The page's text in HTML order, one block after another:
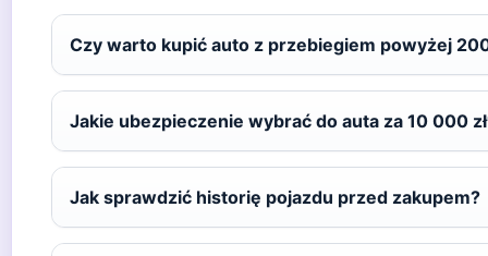
Czy warto kupić auto z przebiegiem powyżej
Jakie ubezpieczenie wybrać do auta za 10 000
Jak sprawdzić historię pojazdu przed zakupem?